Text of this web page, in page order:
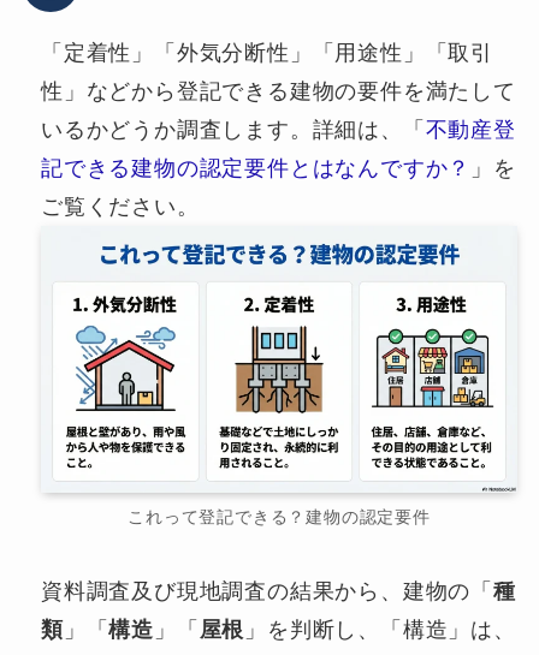
「定着性」「外気分断性」「用途性」「取引
性」などから登記できる建物の要件を満たして
いるかどうか調査します。詳細は、「 不動産登
記できる建物の認定要件とはなんですか？ 」を
ご覧ください。
これって登記できる？建物の認定要件
資料調査及び現地調査の結果から、建物の「種
類 」「構造 」「 屋根 」を判断し、「構造」は、